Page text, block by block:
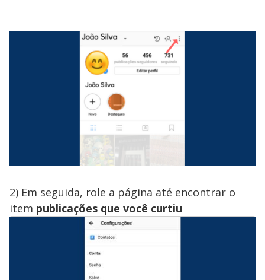
2) Em seguida, role a página até encontrar o
item publicações que você curtiu